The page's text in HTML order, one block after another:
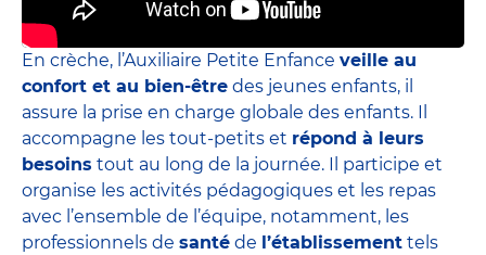
En crèche, l’Auxiliaire Petite Enfance veille au
confort et au bien-être des jeunes enfants, il
assure la prise en charge globale des enfants. Il
accompagne les tout-petits et répond à leurs
besoins tout au long de la journée. Il participe et
organise les activités pédagogiques et les repas
avec l’ensemble de l’équipe, notamment, les
professionnels de santé de l’établissement tels